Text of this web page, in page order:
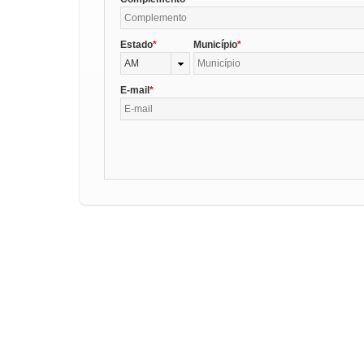
Estado
AM
Município
E-mail